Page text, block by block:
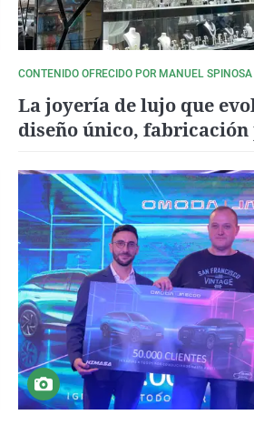
CONTENIDO OFRECIDO POR MANUEL SPINOSA
La joyería de lujo que
diseño único,